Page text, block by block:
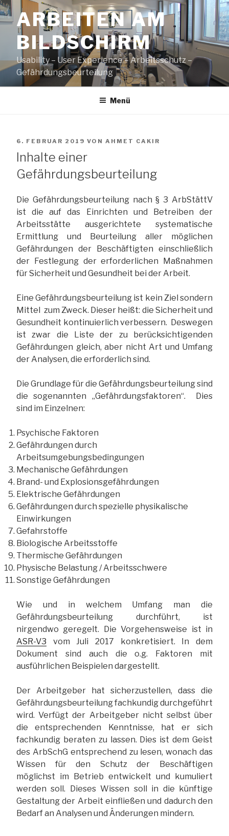
Zum
Inhalt
springenARBEITEN AM
BILDSCHIRM
Usability – User Experience – Arbeitsschutz –
Gefährdungsbeurteilung
Menü
VERÖFFENTLICHT
AM
6. FEBRUAR 2019 VON AHMET CAKIR
Inhalte einer
Gefährdungsbeurteilung
Die Gefährdungsbeurteilung nach § 3 ArbStättV
ist die auf das Einrichten und Betreiben der
Arbeitsstätte ausgerichtete systematische
Ermittlung und Beurteilung aller möglichen
Gefährdungen der Beschäftigten einschließlich
der Festlegung der erforderlichen Maßnahmen
für Sicherheit und Gesundheit bei der Arbeit.
Eine Gefährdungsbeurteilung ist kein Ziel sondern
Mittel zum Zweck. Dieser heißt: die Sicherheit und
Gesundheit kontinuierlich verbessern. Deswegen
ist zwar die Liste der zu berücksichtigenden
Gefährdungen gleich, aber nicht Art und Umfang
der Analysen, die erforderlich sind.
Die Grundlage für die Gefährdungsbeurteilung sind
die sogenannten „Gefährdungsfaktoren“. Dies
sind im Einzelnen:
Psychische Faktoren
Gefährdungen durch
Arbeitsumgebungsbedingungen
Mechanische Gefährdungen
Brand- und Explosionsgefährdungen
Elektrische Gefährdungen
Gefährdungen durch spezielle physikalische
Einwirkungen
Gefahrstoffe
Biologische Arbeitsstoffe
Thermische Gefährdungen
Physische Belastung / Arbeitsschwere
Sonstige Gefährdungen
Wie und in welchem Umfang man die
Gefährdungsbeurteilung durchführt, ist
nirgendwo geregelt. Die Vorgehensweise ist in
ASR-V3 vom Juli 2017 konkretisiert. In dem
Dokument sind auch die o.g. Faktoren mit
ausführlichen Beispielen dargestellt.
Der Arbeitgeber hat sicherzustellen, dass die
Gefährdungsbeurteilung fachkundig durchgeführt
wird. Verfügt der Arbeitgeber nicht selbst über
die entsprechenden Kenntnisse, hat er sich
fachkundig beraten zu lassen. Dies ist dem Geist
des ArbSchG entsprechend zu lesen, wonach das
Wissen für den Schutz der Beschäftigen
möglichst im Betrieb entwickelt und kumuliert
werden soll. Dieses Wissen soll in die künftige
Gestaltung der Arbeit einfließen und dadurch den
Bedarf an Analysen und Änderungen mindern.